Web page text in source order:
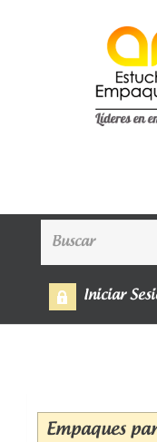
Iniciar
Empaques